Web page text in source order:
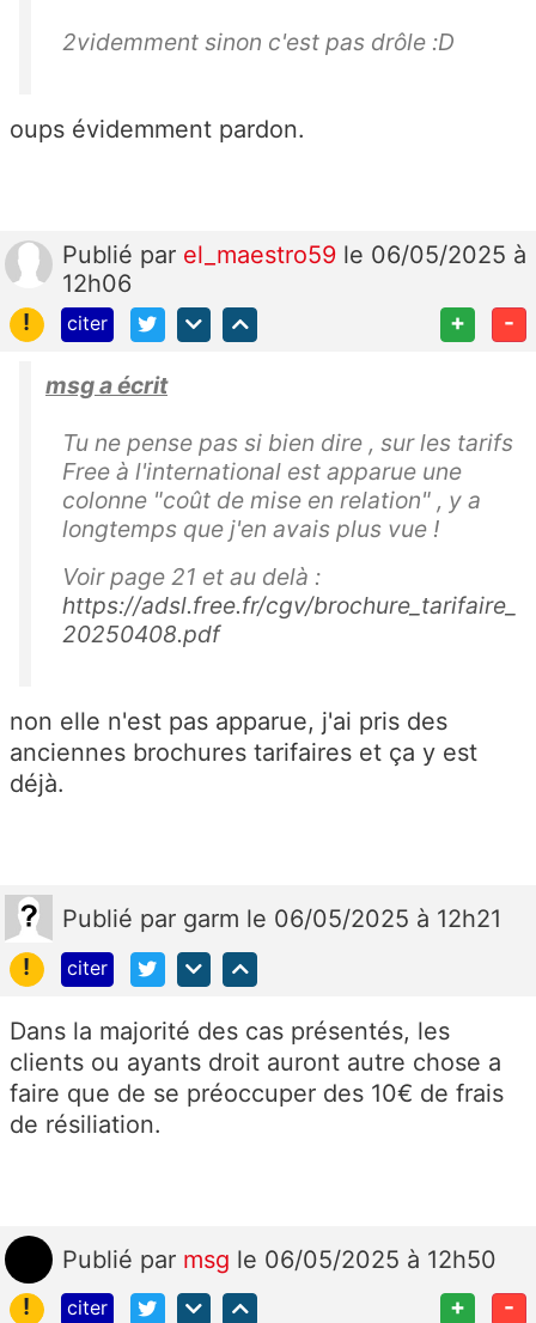
2videmment sinon c'est pas drôle :D
oups évidemment pardon.
Publié par el_maestro59 le 06/05/2025 à
12h06
!
citer + -
msg a écrit
Tu ne pense pas si bien dire , sur les tarifs
Free à l'international est apparue une
colonne "coût de mise en relation" , y a
longtemps que j'en avais plus vue !
Voir page 21 et au delà :
https://adsl.free.fr/cgv/brochure_tarifaire_
20250408.pdf
non elle n'est pas apparue, j'ai pris des
anciennes brochures tarifaires et ça y est
déjà.
Publié par garm le 06/05/2025 à 12h21
!
citer
Dans la majorité des cas présentés, les
clients ou ayants droit auront autre chose a
faire que de se préoccuper des 10€ de frais
de résiliation.
Publié par msg le 06/05/2025 à 12h50
!
citer + -